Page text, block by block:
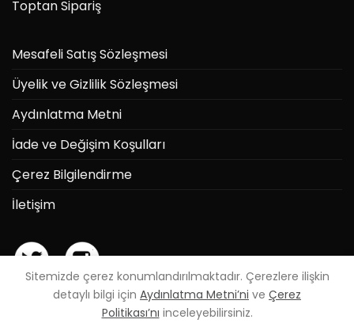
Toptan Sipariş
Mesafeli Satış Sözleşmesi
Üyelik ve Gizlilik Sözleşmesi
Aydınlatma Metni
İade ve Değişim Koşulları
Çerez Bilgilendirme
İletişim
Sitemizde çerez konumlandırılmaktadır. Çerezlere ilişkin
detaylı bilgi için Aydınlatma Metni’ni ve Çerez
Politikası’nı inceleyebilirsiniz.